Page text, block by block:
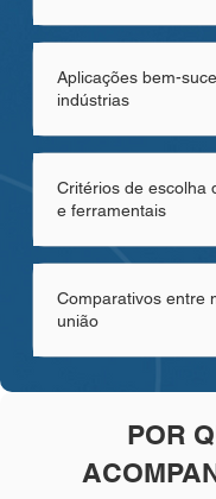
Aplicações bem-
indústrias
Critérios de escolha
e ferramentais
Comparativos entre
união
POR